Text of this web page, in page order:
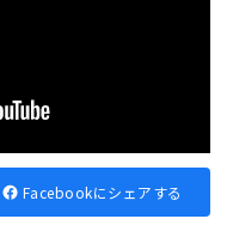
Facebookにシェアする